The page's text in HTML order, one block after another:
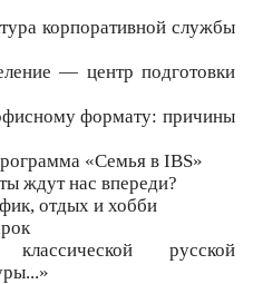
корпоративной службы
— центр подготовки
формату: причины
«Семья в IBS»
ждут нас впереди?
отдых и хобби
русской